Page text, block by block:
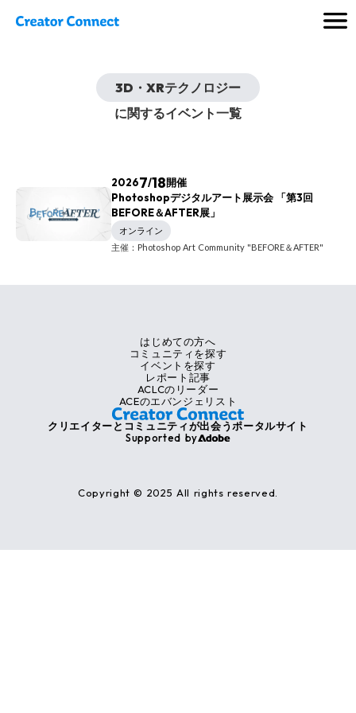
3D・XRテクノロジー
に関するイベント一覧
20267/18開催
Photoshopデジタルアート展示会 「第3回
BEFORE＆AFTER展」
オンライン
主催：Photoshop Art Community "BEFORE＆AFTER"
クリエイターとコミュニティが出会うポータルサイト
Supported by
Copyright © 2025 All rights reserved.
はじめての方へ
コミュニティを探す
イベントを探す
レポート記事
ACLCのリーダー
ACEのエバンジェリスト